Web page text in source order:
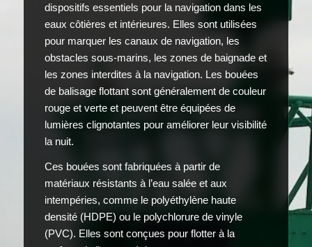
dispositifs essentiels pour la navigation dans les
eaux côtières et intérieures. Elles sont utilisées
pour marquer les canaux de navigation, les
obstacles sous-marins, les zones de baignade et
les zones interdites à la navigation. Les bouées
de balisage flottant sont généralement de couleur
rouge et verte et peuvent être équipées de
lumières clignotantes pour améliorer leur visibilité
la nuit.
Ces bouées sont fabriquées à partir de
matériaux résistants à l’eau salée et aux
intempéries, comme le polyéthylène haute
densité (HDPE) ou le polychlorure de vinyle
(PVC). Elles sont conçues pour flotter à la